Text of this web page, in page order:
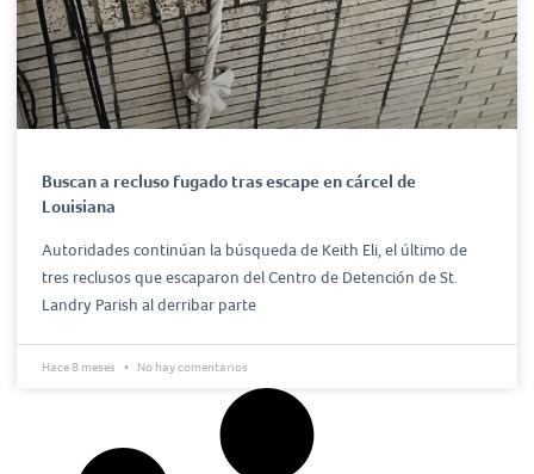
Buscan a recluso fugado tras escape en cárcel de
Louisiana
Autoridades continúan la búsqueda de Keith Eli, el último de
tres reclusos que escaparon del Centro de Detención de St.
Landry Parish al derribar parte
Hace 8 meses No hay comentarios